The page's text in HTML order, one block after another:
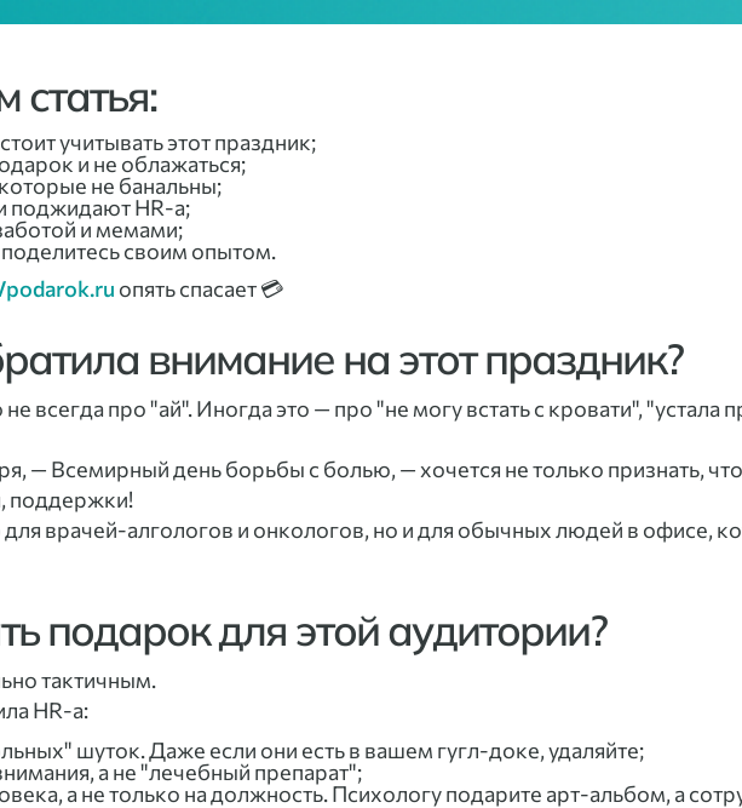
статья:
учитывать этот праздник;
и не облажаться;
не банальны;
поджидают HR-а;
и мемами;
своим опытом.
опять спасает 💳
внимание на этот праздник?
всегда про "ай". Иногда это — про "не могу встать с кровати", "устала
— Всемирный день борьбы с болью, — хочется не только признать,
поддержки!
врачей-алгологов и онкологов, но и для обычных людей в офисе,
подарок для этой аудитории?
тактичным.
HR-а:
шуток. Даже если они есть в вашем гугл-доке, удаляйте;
а не "лечебный препарат";
а не только на должность. Психологу подарите арт-альбом, а